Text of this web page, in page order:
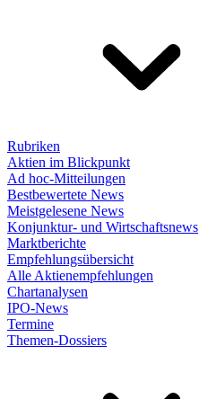
Rubriken
Aktien im Blickpunkt
Ad hoc-Mitteilungen
Bestbewertete News
Meistgelesene News
Konjunktur- und Wirtschaftsnews
Marktberichte
Empfehlungsübersicht
Alle Aktienempfehlungen
Chartanalysen
IPO-News
Termine
Themen-Dossiers